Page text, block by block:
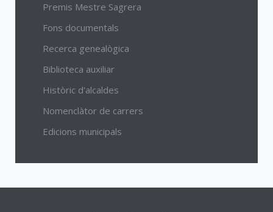
Premis Mestre Sagrera
Fons documentals
Recerca genealògica
Biblioteca auxiliar
Històric d'alcaldes
Nomenclàtor de carrers
Edicions municipals